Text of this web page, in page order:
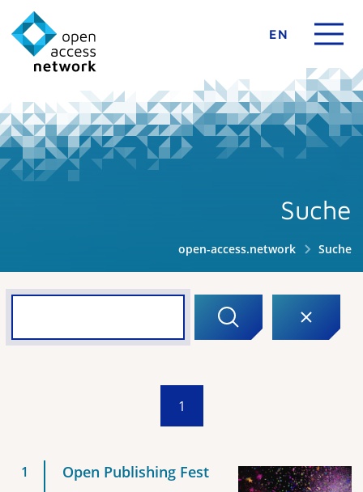
EN
Suche
open-access.network Suche
1
Open Publishing Fest